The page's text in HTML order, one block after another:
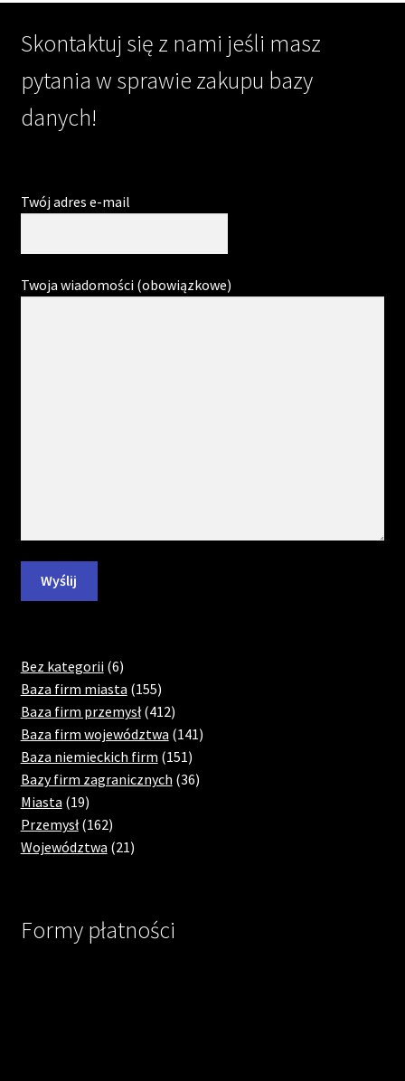
Skontaktuj się z nami jeśli masz
pytania w sprawie zakupu bazy
danych!
Twój adres e-mail
Twoja wiadomości (obowiązkowe)
Bez kategorii 66
products
Baza firm miasta 155155
products
Baza firm przemysł 412412
products
Baza firm województwa 141141
Baza niemieckich firm 151151
products
Bazy firm zagranicznych 3636
Miasta 1919
products
Przemysł 162162
products
Województwa 2121
Formy płatności